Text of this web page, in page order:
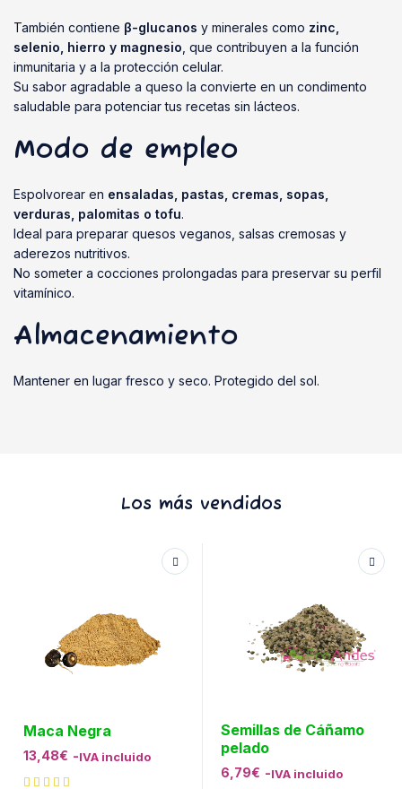
También contiene β-glucanos y minerales como zinc,
selenio, hierro y magnesio , que contribuyen a la función
inmunitaria y a la protección celular.
Su sabor agradable a queso la convierte en un condimento
saludable para potenciar tus recetas sin lácteos.
Modo de empleo
Espolvorear en ensaladas, pastas, cremas, sopas,
verduras, palomitas o tofu.
Ideal para preparar quesos veganos, salsas cremosas y
aderezos nutritivos.
No someter a cocciones prolongadas para preservar su perfil
vitamínico.
Almacenamiento
Mantener en lugar fresco y seco. Protegido del sol.
Los más vendidos
Maca Negra
13,48€ -IVA incluido
Semillas de Cáñamo
pelado
6,79€ -IVA incluido